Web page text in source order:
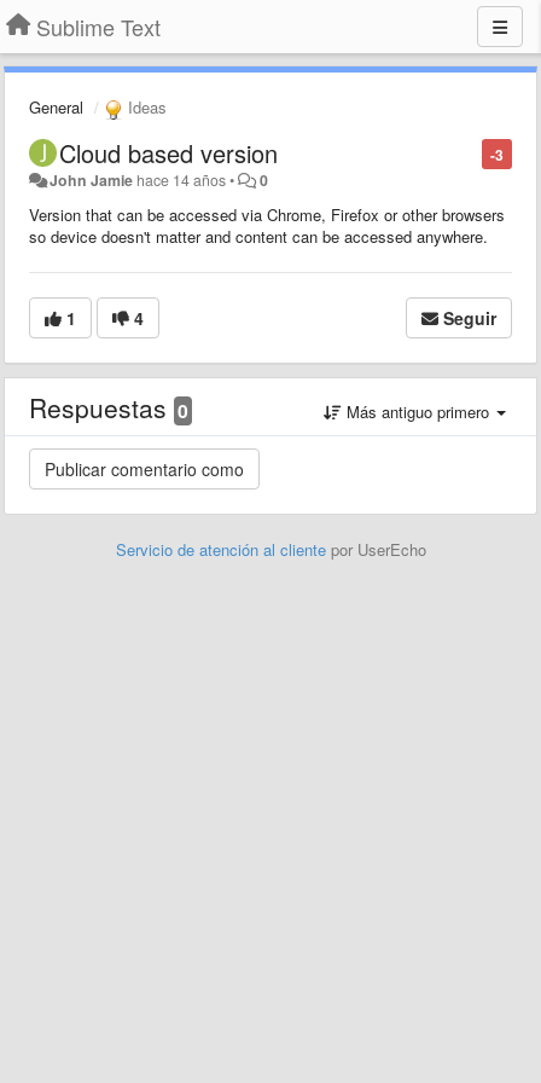
Sublime Text
General Ideas
-3
Cloud based version
John Jamie hace 14 años• 0
Version that can be accessed via Chrome, Firefox or other browsers
so device doesn't matter and content can be accessed anywhere.
1 4 Seguir
Respuestas 0 Más antiguo primero
Servicio de atención al cliente por UserEcho